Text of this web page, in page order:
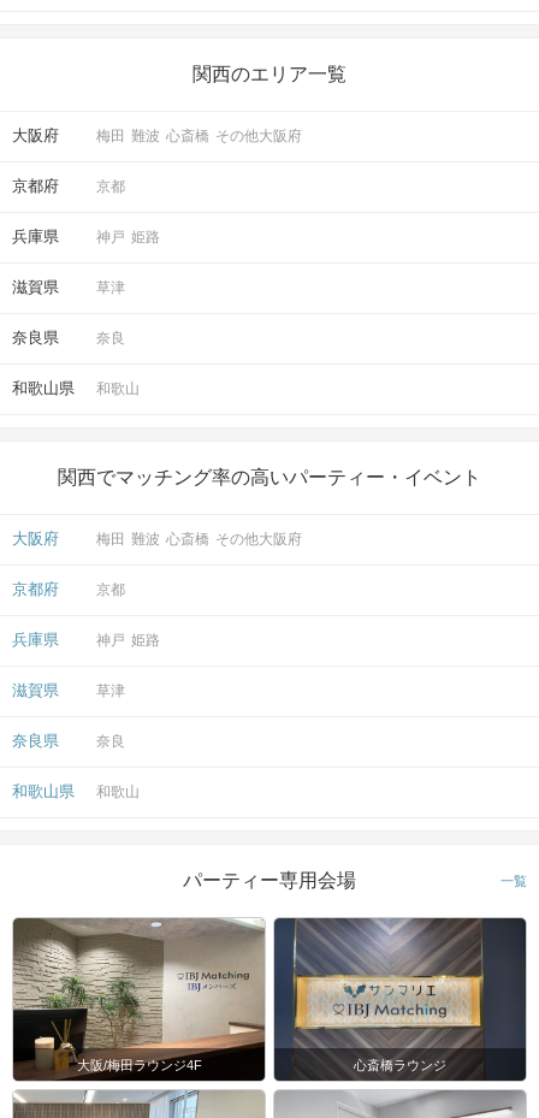
マッチングした方同士お話できるように
スタッフがお席までご案内します！
アクセス
開催場所
京都駅から徒歩
マップ・アクセス案内を見る
会場
関西のエリア一覧
大阪府 梅田 難波 心斎橋 その他大阪府
京都府 京都
兵庫県 神戸 姫路
滋賀県 草津
奈良県 奈良
和歌山県 和歌山
関西でマッチング率の高いパーティー・イベント
大阪府 梅田 難波 心斎橋 その他大阪府
京都府 京都
兵庫県 神戸 姫路
滋賀県 草津
奈良県 奈良
和歌山県 和歌山
パーティー専用会場 一覧
大阪/梅田ラウンジ4F 心斎橋ラウンジ